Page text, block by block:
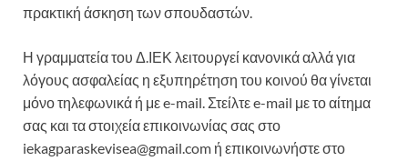
πρακτική άσκηση των σπουδαστών.
Η γραμματεία του Δ.ΙΕΚ λειτουργεί κανονικά αλλά για
λόγους ασφαλείας η εξυπηρέτηση του κοινού θα γίνεται
μόνο τηλεφωνικά ή με e-mail. Στείλτε e-mail με το αίτημα
σας και τα στοιχεία επικοινωνίας σας στο
iekagparaskevisea@gmail.com ή επικοινωνήστε στο